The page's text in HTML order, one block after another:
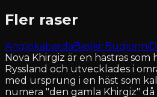
Fler raser
Anglokabarda BasjkirBudjonni
Nova Khirgiz är en hästras som
Ryssland och utvecklades i
med ursprung i en häst som
numera "den gamla Khirgiz"